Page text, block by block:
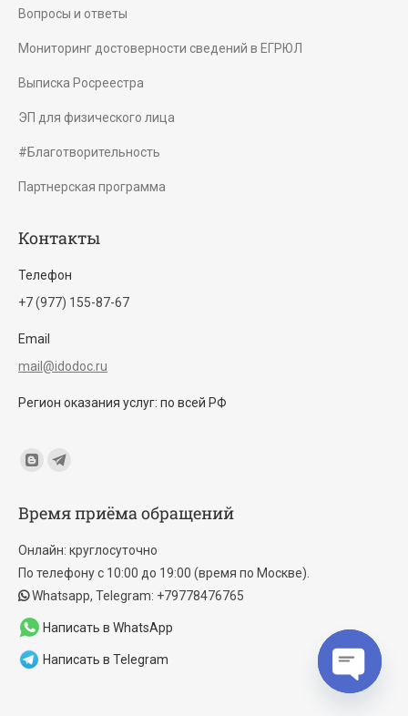
Вопросы и ответы
Мониторинг достоверности сведений в ЕГРЮЛ
Выписка Росреестра
ЭП для физического лица
#Благотворительность
Партнерская программа
Контакты
Телефон
+7 (977) 155-87-67
Email
mail@idodoc.ru
Регион оказания услуг: по всей РФ
Find us on:
Blogger
opens
window
Telegram
opens
new
window
Время приёма обращений
Онлайн: круглосуточно
По телефону с 10:00 до 19:00 (время по Москве).
Whatsapp, Telegram: +79778476765
Написать в WhatsApp
Написать в Telegram